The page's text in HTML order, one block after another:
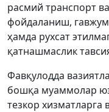
расмий транспорт
фойдаланиш,
ҳамда рухсат
қатнашмаслик
Фавқулодда
бошқа муаммолар
тезкор